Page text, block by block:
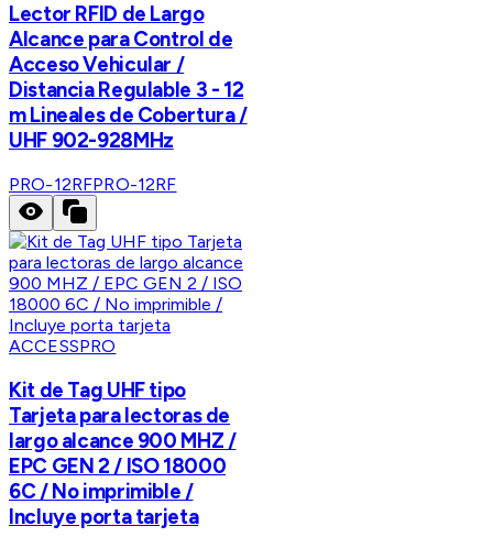
Lector RFID de Largo
Alcance para Control de
Acceso Vehicular /
Distancia Regulable 3 - 12
m Lineales de Cobertura /
UHF 902-928MHz
PRO-12RFPRO-12RF
ACCESSPRO
Kit de Tag UHF tipo
Tarjeta para lectoras de
largo alcance 900 MHZ /
EPC GEN 2 / ISO 18000
6C / No imprimible /
Incluye porta tarjeta